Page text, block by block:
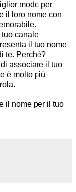
modo per
il loro nome con
tuo canale
il tuo nome
te. Perché?
associare il tuo
è molto più
il nome per il tuo